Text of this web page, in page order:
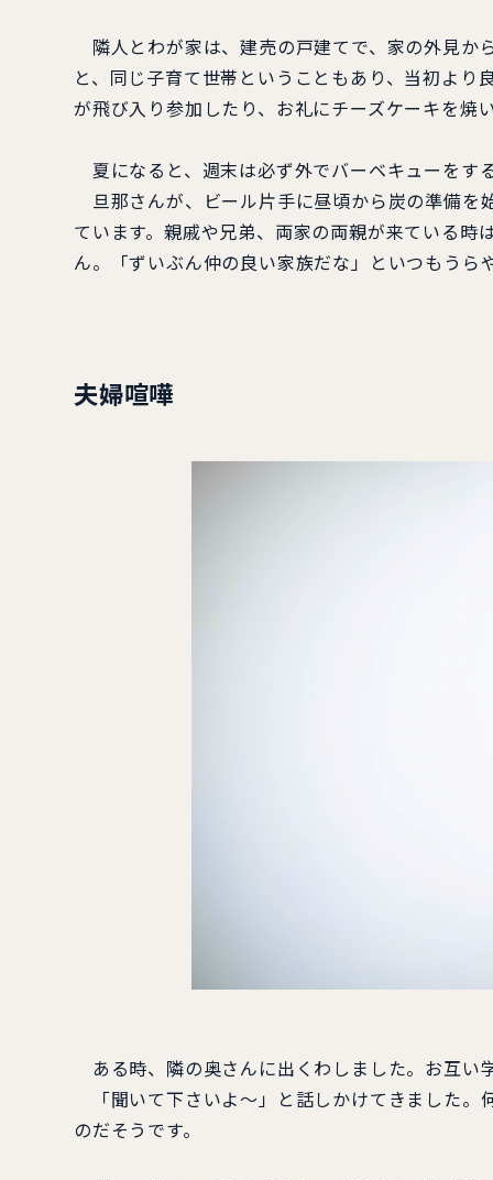
隣人とわが家は、建売の戸建てで、家の外見か
と、同じ子育て世帯ということもあり、当初よ
が飛び入り参加したり、お礼にチーズケーキを焼
夏になると、週末は必ず外でバーベキューをす
旦那さんが、ビール片手に昼頃から炭の準備を
ています。親戚や兄弟、両家の両親が来ている時
ん。「ずいぶん仲の良い家族だな」といつもう
夫婦喧嘩
ある時、隣の奥さんに出くわしました。お互い
「聞いて下さいよ～」と話しかけてきました。
のだそうです。